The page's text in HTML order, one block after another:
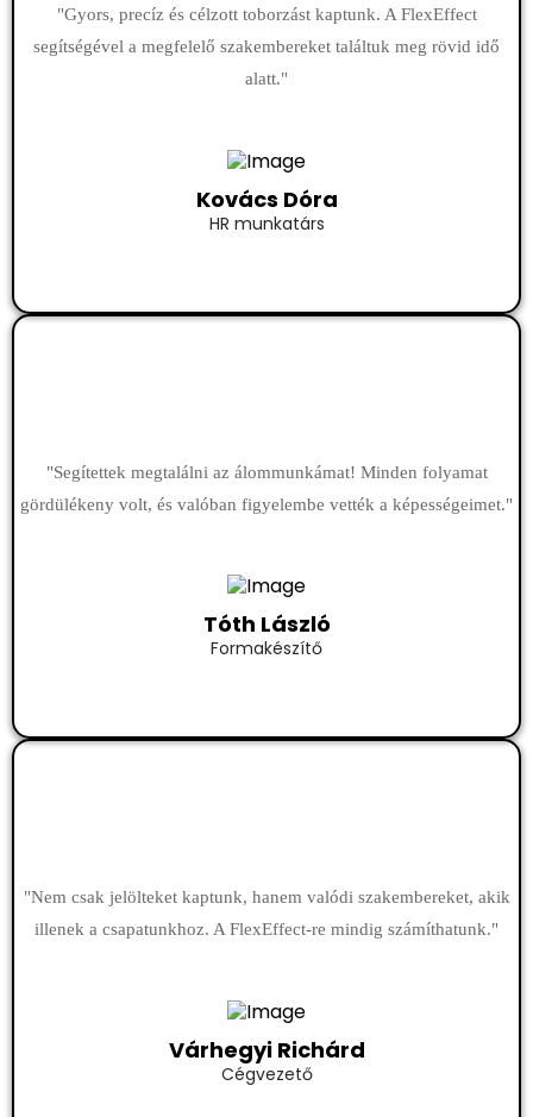
"Gyors, precíz és célzott toborzást kaptunk. A FlexEffect
segítségével a megfelelő szakembereket találtuk meg rövid idő
alatt."
Kovács Dóra
HR munkatárs
"Segítettek megtalálni az álommunkámat! Minden folyamat
gördülékeny volt, és valóban figyelembe vették a képességeimet."
Tóth László
Formakészítő
"Nem csak jelölteket kaptunk, hanem valódi szakembereket, akik
illenek a csapatunkhoz. A FlexEffect-re mindig számíthatunk."
Várhegyi Richárd
Cégvezető